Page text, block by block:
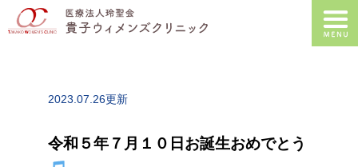
2023.07.26更新
令和５年７月１０日お誕生おめでとう